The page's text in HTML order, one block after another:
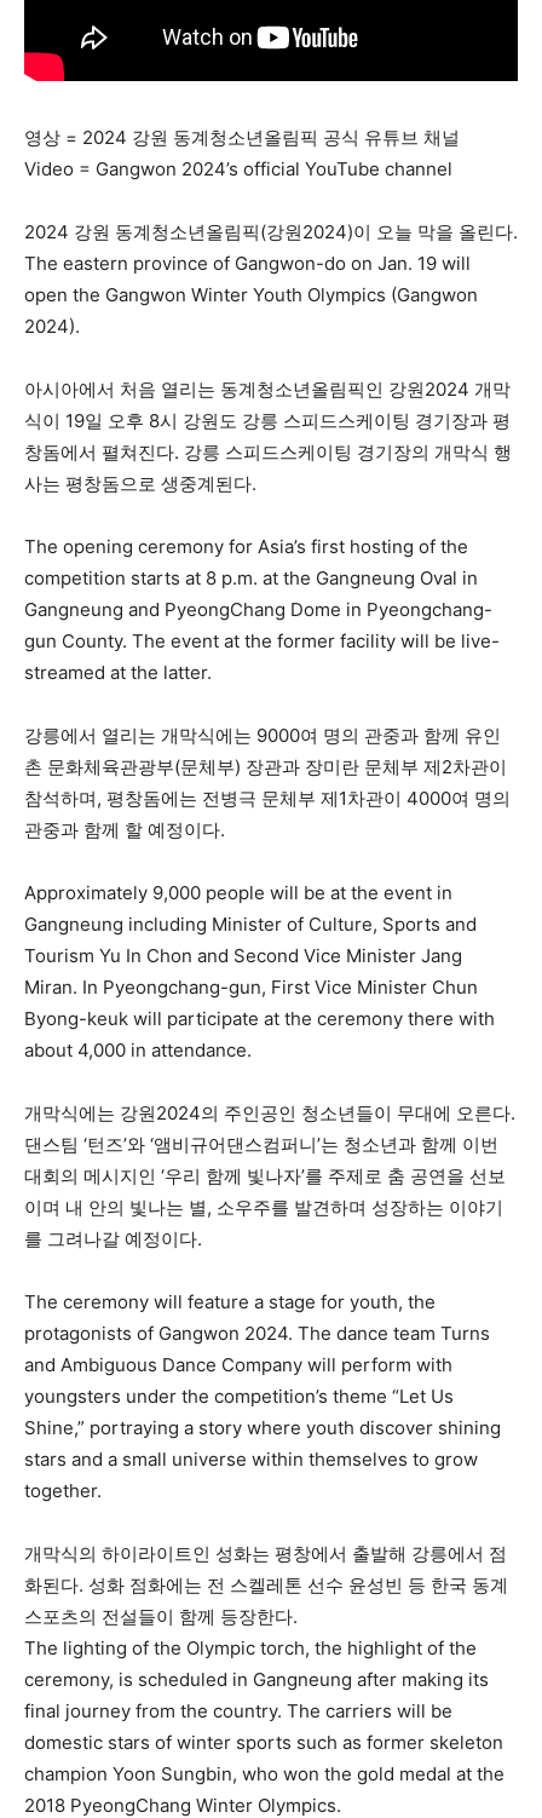
영상 = 2024 강원 동계청소년올림픽 공식 유튜브 채널
Video = Gangwon 2024’s official YouTube channel
2024 강원 동계청소년올림픽(강원2024)이 오늘 막을 올린다.
The eastern province of Gangwon-do on Jan. 19 will
open the Gangwon Winter Youth Olympics (Gangwon
2024).
아시아에서 처음 열리는 동계청소년올림픽인 강원2024 개막
식이 19일 오후 8시 강원도 강릉 스피드스케이팅 경기장과 평
창돔에서 펼쳐진다. 강릉 스피드스케이팅 경기장의 개막식 행
사는 평창돔으로 생중계된다.
The opening ceremony for Asia’s first hosting of the
competition starts at 8 p.m. at the Gangneung Oval in
Gangneung and PyeongChang Dome in Pyeongchang-
gun County. The event at the former facility will be live-
streamed at the latter.
강릉에서 열리는 개막식에는 9000여 명의 관중과 함께 유인
촌 문화체육관광부(문체부) 장관과 장미란 문체부 제2차관이
참석하며, 평창돔에는 전병극 문체부 제1차관이 4000여 명의
관중과 함께 할 예정이다.
Approximately 9,000 people will be at the event in
Gangneung including Minister of Culture, Sports and
Tourism Yu In Chon and Second Vice Minister Jang
Miran. In Pyeongchang-gun, First Vice Minister Chun
Byong-keuk will participate at the ceremony there with
about 4,000 in attendance.
개막식에는 강원2024의 주인공인 청소년들이 무대에 오른다.
댄스팀 ‘턴즈’와 ‘앰비규어댄스컴퍼니’는 청소년과 함께 이번
대회의 메시지인 ‘우리 함께 빛나자’를 주제로 춤 공연을 선보
이며 내 안의 빛나는 별, 소우주를 발견하며 성장하는 이야기
를 그려나갈 예정이다.
The ceremony will feature a stage for youth, the
protagonists of Gangwon 2024. The dance team Turns
and Ambiguous Dance Company will perform with
youngsters under the competition’s theme “Let Us
Shine,” portraying a story where youth discover shining
stars and a small universe within themselves to grow
together.
개막식의 하이라이트인 성화는 평창에서 출발해 강릉에서 점
화된다. 성화 점화에는 전 스켈레톤 선수 윤성빈 등 한국 동계
스포츠의 전설들이 함께 등장한다.
The lighting of the Olympic torch, the highlight of the
ceremony, is scheduled in Gangneung after making its
final journey from the country. The carriers will be
domestic stars of winter sports such as former skeleton
champion Yoon Sungbin, who won the gold medal at the
2018 PyeongChang Winter Olympics.